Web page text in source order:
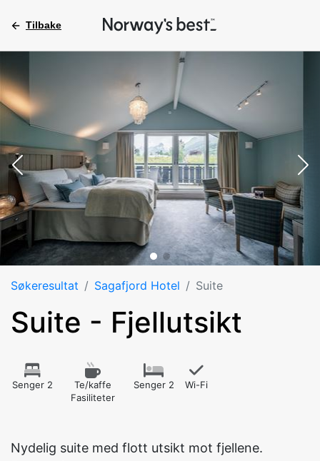
Tilbake
Søkeresultat Sagafjord Hotel Suite
Suite - Fjellutsikt
Senger 2
Te/kaffe
Fasiliteter
Senger 2 Wi-Fi
Nydelig suite med flott utsikt mot fjellene.